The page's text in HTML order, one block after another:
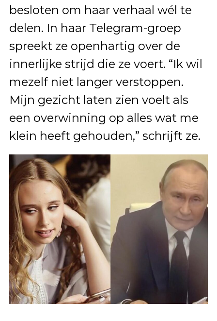
besloten om haar verhaal wél te
delen. In haar Telegram-groep
spreekt ze openhartig over de
innerlijke strijd die ze voert. “Ik wil
mezelf niet langer verstoppen.
Mijn gezicht laten zien voelt als
een overwinning op alles wat me
klein heeft gehouden,” schrijft ze.